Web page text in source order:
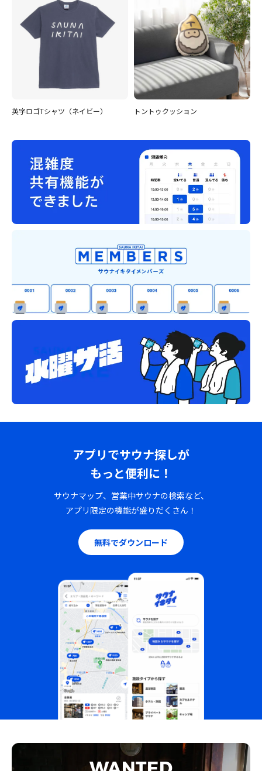
英字ロゴTシャツ（ネイビー） トントゥクッション
アプリでサウナ探しが
もっと便利に！
サウナマップ、営業中サウナの検索など、
アプリ限定の機能が盛りだくさん！
無料でダウンロード